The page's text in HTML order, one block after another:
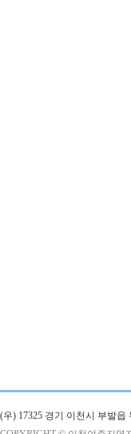
(우) 17325 경기 이천시 부발